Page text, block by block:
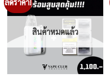
ลดราคา!
wishlist
สินค้าหมดแล้ว